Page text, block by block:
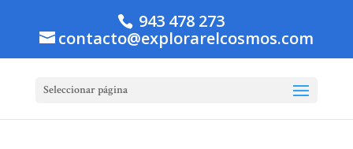
943 478 273
contacto@explorarelcosmos.com
Seleccionar página